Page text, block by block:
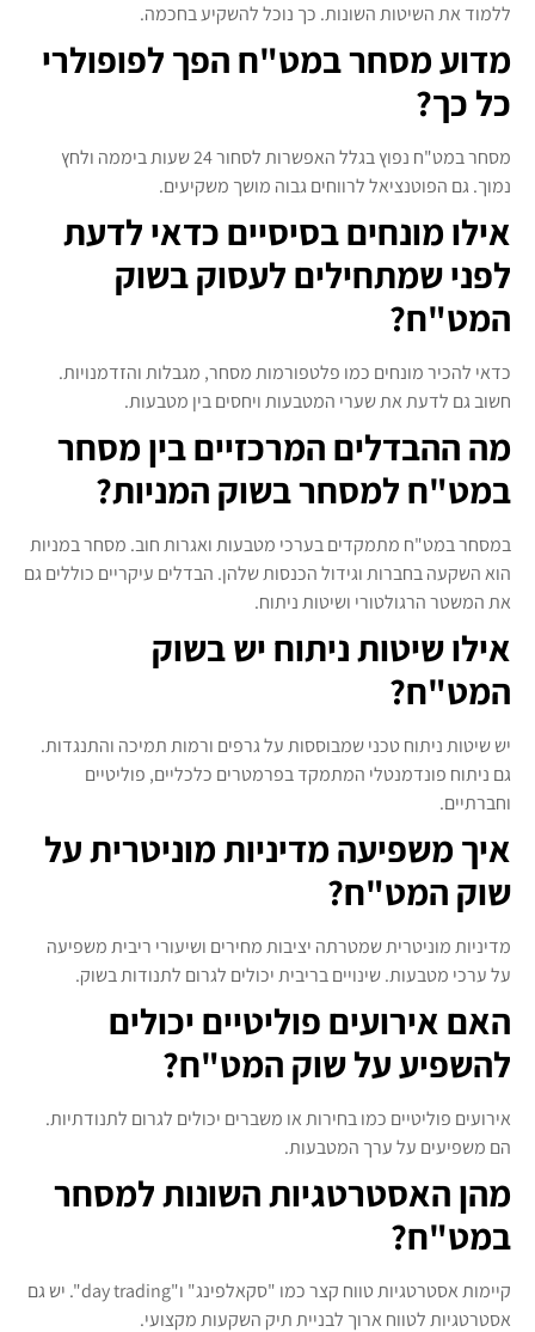
ללמוד את השיטות השונות. כך נוכל להשקיע בחכמה.
מדוע מסחר במט"ח הפך לפופולרי
כל כך?
מסחר במט"ח נפוץ בגלל האפשרות לסחור 24 שעות ביממה ולחץ
נמוך. גם הפוטנציאל לרווחים גבוה מושך משקיעים.
אילו מונחים בסיסיים כדאי לדעת
לפני שמתחילים לעסוק בשוק
המט"ח?
כדאי להכיר מונחים כמו פלטפורמות מסחר, מגבלות והזדמנויות.
חשוב גם לדעת את שערי המטבעות ויחסים בין מטבעות.
מה ההבדלים המרכזיים בין מסחר
במט"ח למסחר בשוק המניות?
במסחר במט"ח מתמקדים בערכי מטבעות ואגרות חוב. מסחר במניות
הוא השקעה בחברות וגידול הכנסות שלהן. הבדלים עיקריים כוללים גם
את המשטר הרגולטורי ושיטות ניתוח.
אילו שיטות ניתוח יש בשוק
המט"ח?
יש שיטות ניתוח טכני שמבוססות על גרפים ורמות תמיכה והתנגדות.
גם ניתוח פונדמנטלי המתמקד בפרמטרים כלכליים, פוליטיים
וחברתיים.
איך משפיעה מדיניות מוניטרית על
שוק המט"ח?
מדיניות מוניטרית שמטרתה יציבות מחירים ושיעורי ריבית משפיעה
על ערכי מטבעות. שינויים בריבית יכולים לגרום לתנודות בשוק.
האם אירועים פוליטיים יכולים
להשפיע על שוק המט"ח?
אירועים פוליטיים כמו בחירות או משברים יכולים לגרום לתנודתיות.
הם משפיעים על ערך המטבעות.
מהן האסטרטגיות השונות למסחר
במט"ח?
קיימות אסטרטגיות טווח קצר כמו "סקאלפינג" ו"day trading". יש גם
אסטרטגיות לטווח ארוך לבניית תיק השקעות מקצועי.